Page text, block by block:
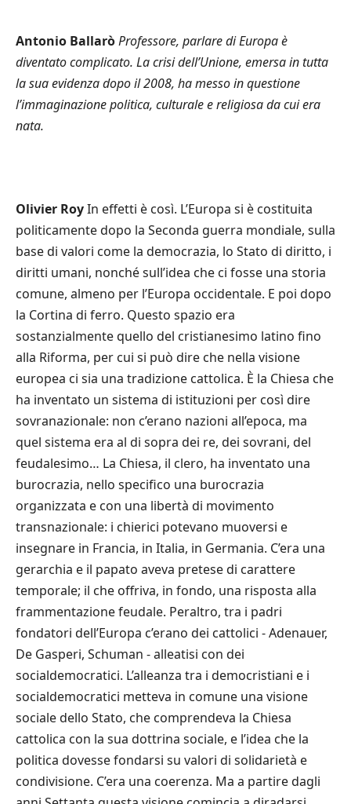
Antonio BallaròProfessore, parlare di Europa è
diventato complicato. La crisi dell’Unione, emersa in tutta
la sua evidenza dopo il 2008, ha messo in questione
l’immaginazione politica, culturale e religiosa da cui era
nata.
Olivier RoyIn effetti è così. L’Europa si è costituita
politicamente dopo la Seconda guerra mondiale, sulla
base di valori come la democrazia, lo Stato di diritto, i
diritti umani, nonché sull’idea che ci fosse una storia
comune, almeno per l’Europa occidentale. E poi dopo
la Cortina di ferro. Questo spazio era
sostanzialmente quello del cristianesimo latino fino
alla Riforma, per cui si può dire che nella visione
europea ci sia una tradizione cattolica. È la Chiesa che
ha inventato un sistema di istituzioni per così dire
sovranazionale: non c’erano nazioni all’epoca, ma
quel sistema era al di sopra dei re, dei sovrani, del
feudalesimo… La Chiesa, il clero, ha inventato una
burocrazia, nello specifico una burocrazia
organizzata e con una libertà di movimento
transnazionale: i chierici potevano muoversi e
insegnare in Francia, in Italia, in Germania. C’era una
gerarchia e il papato aveva pretese di carattere
temporale; il che offriva, in fondo, una risposta alla
frammentazione feudale. Peraltro, tra i padri
fondatori dell’Europa c’erano dei cattolici ‑ Adenauer,
De Gasperi, Schuman ‑ alleatisi con dei
socialdemocratici. L’alleanza tra i democristiani e i
socialdemocratici metteva in comune una visione
sociale dello Stato, che comprendeva la Chiesa
cattolica con la sua dottrina sociale, e l’idea che la
politica dovesse fondarsi su valori di solidarietà e
condivisione. C’era una coerenza. Ma a partire dagli